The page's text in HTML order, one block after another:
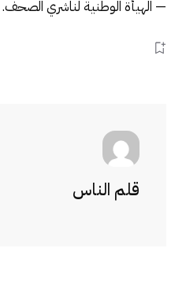
— الهيأة الوطنية لناشري الصحف.
قلم الناس